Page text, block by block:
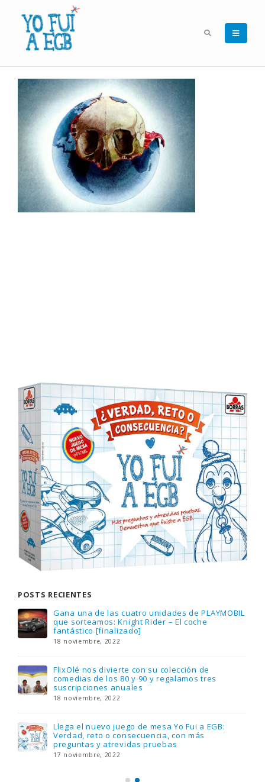
POSTS RECIENTES
Gana una de las cuatro unidades de PLAYMOBIL
que sorteamos: Knight Rider – El coche
fantástico [finalizado]
18 noviembre, 2022
FlixOlé nos divierte con su colección de
comedias de los 80 y 90 y regalamos tres
suscripciones anuales
18 noviembre, 2022
Llega el nuevo juego de mesa Yo Fui a EGB:
Verdad, reto o consecuencia, con más
preguntas y atrevidas pruebas
17 noviembre, 2022